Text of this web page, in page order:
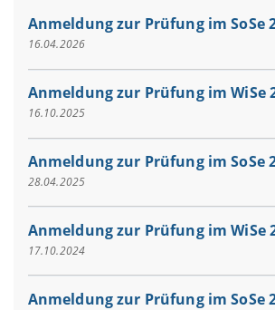
Anmeldung zur Prüfung im SoSe
16.04.2026
Anmeldung zur Prüfung im WiSe
16.10.2025
Anmeldung zur Prüfung im SoSe
28.04.2025
Anmeldung zur Prüfung im WiSe
17.10.2024
Anmeldung zur Prüfung im SoSe